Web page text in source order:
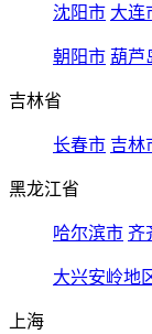
沈阳市 大连
朝阳市 葫芦
吉林省
长春市 吉林
黑龙江省
哈尔滨市 齐
大兴安岭地
上海